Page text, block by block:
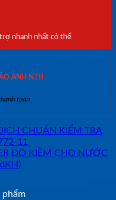
nhanh nhất có thể
ANH NTH
toán
phẩm